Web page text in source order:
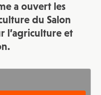
a ouvert les
du Salon
l’agriculture et